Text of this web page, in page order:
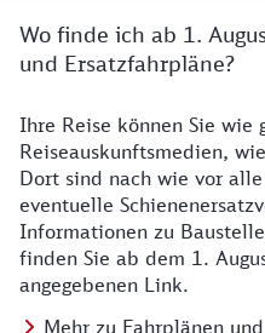
Wo finde ich ab 1.
und Ersatzfahrpläne?
Details zu Baustelle
Ihre Reise können Sie wie
Reiseauskunftsmedien,
Dort sind nach wie vor
eventuelle
Informationen zu
finden Sie ab dem 1.
angegebenen Link.
Mehr zu Fahrplänen